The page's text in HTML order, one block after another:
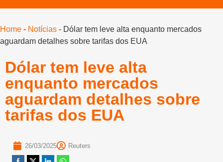
Home - Notícias - Dólar tem leve alta enquanto mercados
aguardam detalhes sobre tarifas dos EUA
Dólar tem leve alta
enquanto mercados
aguardam detalhes sobre
tarifas dos EUA
26/03/2025 Reuters